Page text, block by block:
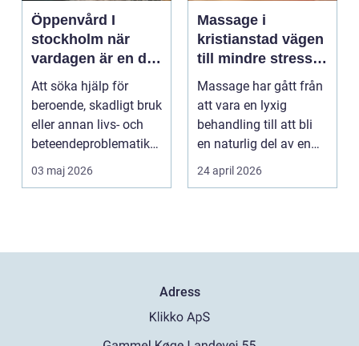
Öppenvård I
stockholm när
vardagen är en del
av behandlingen
Att söka hjälp för
beroende, skadligt bruk
eller annan livs- och
beteendeproblematik
är ett stort st...
03 maj 2026
Massage i
kristianstad vägen
till mindre stress
och mer energi i
vardagen
Massage har gått från
att vara en lyxig
behandling till att bli
en naturlig del av en
hållbar livsst...
24 april 2026
Adress